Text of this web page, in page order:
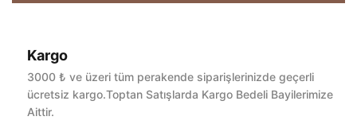
Bu ürüne ilk yorumu siz yapın!
Kargo
3000 ₺ ve üzeri tüm perakende siparişlerinizde geçerli
ücretsiz kargo.Toptan Satışlarda Kargo Bedeli Bayilerimize
Aittir.